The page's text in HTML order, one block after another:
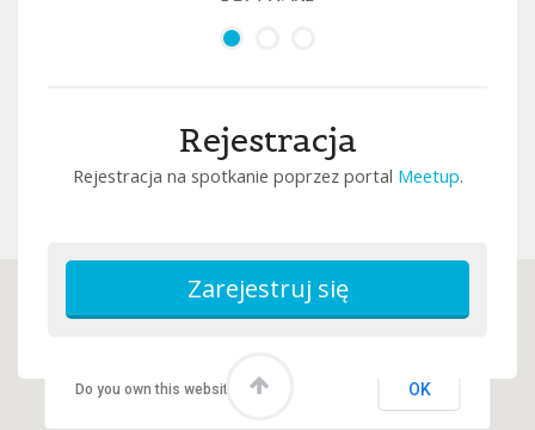
Rejestracja
Rejestracja na spotkanie poprzez portal Meetup.
Do you own this website? OK